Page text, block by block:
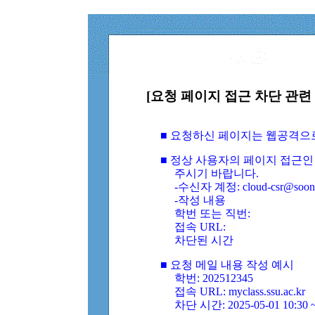
[요청 페이지 접근 차단 관
■ 요청하신 페이지는 웹공격
■ 정상 사용자의 페이지 접근
주시기 바랍니다.
-수신자 계정: cloud-
-작성 내용
학번 또는 직번:
접속 URL:
차단된 시간
■ 요청 메일 내용 작성 예시
학번: 202512345
접속 URL: myclass.ssu.ac.kr
차단 시간: 2025-05-01 10:30